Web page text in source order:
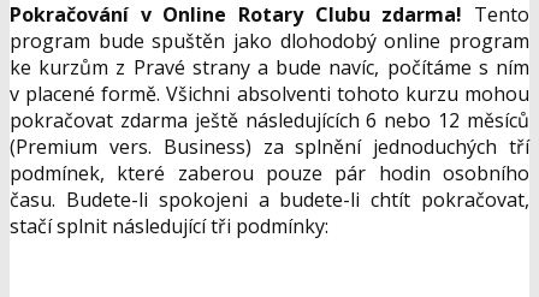
Pokračování v Online Rotary Clubu zdarma! Tento
program bude spuštěn jako dlohodobý online program
ke kurzům z Pravé strany a bude navíc, počítáme s ním
v placené formě. Všichni absolventi tohoto kurzu mohou
pokračovat zdarma ještě následujících 6 nebo 12 měsíců
(Premium vers. Business) za splnění jednoduchých tří
podmínek, které zaberou pouze pár hodin osobního
času. Budete-li spokojeni a budete-li chtít pokračovat,
stačí splnit následující tři podmínky: